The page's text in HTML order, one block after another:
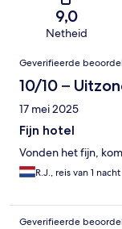
9,0
Netheid
Geverifieerde
10/10 –
17 mei 2025
Fijn hotel
Vonden het fijn,
R.J., reis van 1 nacht
Geverifieerde